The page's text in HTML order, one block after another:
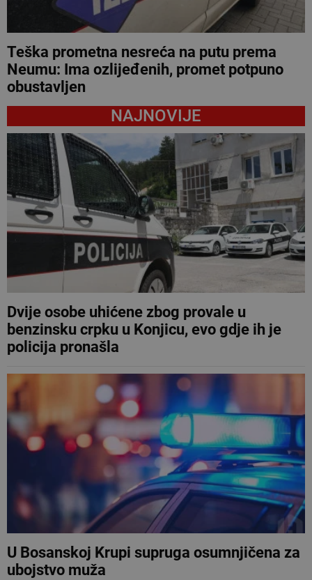
Teška prometna nesreća na putu prema
Neumu: Ima ozlijeđenih, promet potpuno
obustavljen
NAJNOVIJE
Dvije osobe uhićene zbog provale u
benzinsku crpku u Konjicu, evo gdje ih je
policija pronašla
U Bosanskoj Krupi supruga osumnjičena za
ubojstvo muža